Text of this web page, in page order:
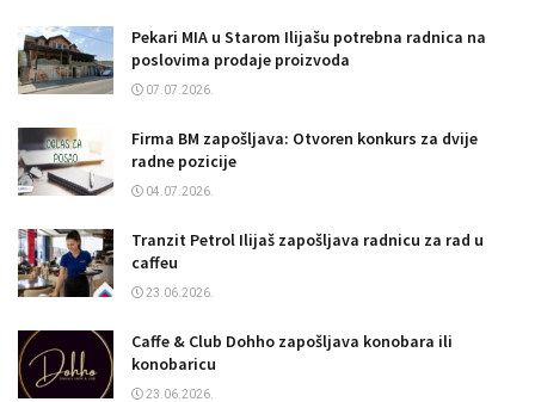
Pekari MIA u Starom Ilijašu potrebna radnica na
poslovima prodaje proizvoda
07.07.2026.
Firma BM zapošljava: Otvoren konkurs za dvije
radne pozicije
04.07.2026.
Tranzit Petrol Ilijaš zapošljava radnicu za rad u
caffeu
23.06.2026.
Caffe & Club Dohho zapošljava konobara ili
konobaricu
23.06.2026.